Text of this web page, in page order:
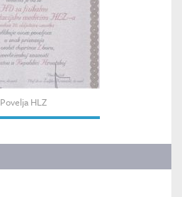
Povelja HLZ